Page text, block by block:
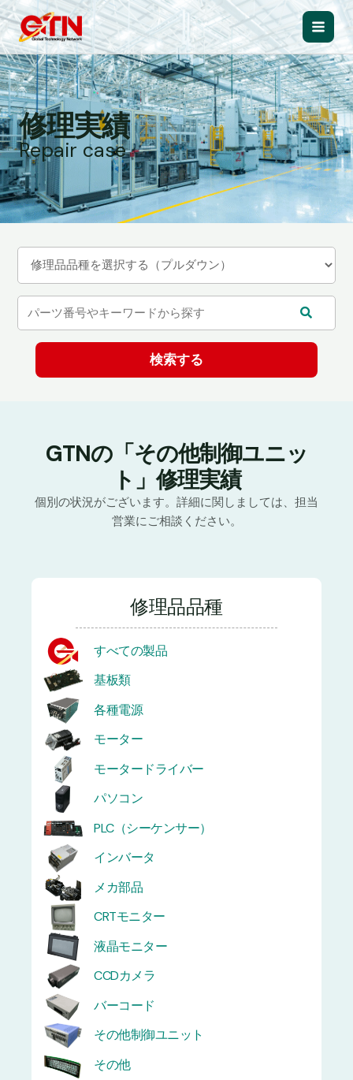
内
容
を
ス
キ
ッ
プ
Main
修理実績
Repair case
GTNの「その他制御ユニッ
ト」修理実績
個別の状況がございます。詳細に関しましては、担当
営業にご相談ください。
修理品品種
すべての製品
基板類
各種電源
モーター
モータードライバー
パソコン
PLC（シーケンサー）
インバータ
メカ部品
CRTモニター
液晶モニター
CCDカメラ
バーコード
その他制御ユニット
その他